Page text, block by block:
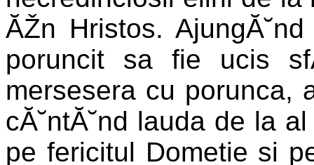
ĂŽn Hristos.
poruncit sa fie ucis
mersesera cu porunca,
cĂ˘ntĂ˘nd lauda de la
pe fericitul Dometie si